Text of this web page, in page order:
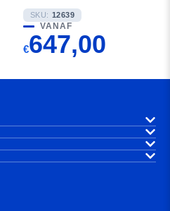
SKU: 12639
VANAF
€647,00